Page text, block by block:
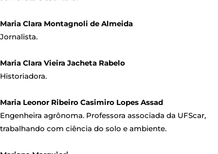
Maria Clara Montagnoli de Almeida
Jornalista.
Maria Clara Vieira Jacheta Rabelo
Historiadora.
Maria Leonor Ribeiro Casimiro Lopes Assad
Engenheira agrônoma. Professora associada da UFScar,
trabalhando com ciência do solo e ambiente.